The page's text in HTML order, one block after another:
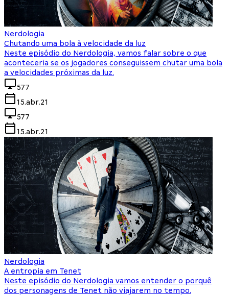
Nerdologia
Chutando uma bola à velocidade da luz
Neste episódio do Nerdologia, vamos falar sobre o que
aconteceria se os jogadores conseguissem chutar uma bola
a velocidades próximas da luz.
577
15.abr.21
577
15.abr.21
Nerdologia
A entropia em Tenet
Neste episódio do Nerdologia vamos entender o porquê
dos personagens de Tenet não viajarem no tempo.